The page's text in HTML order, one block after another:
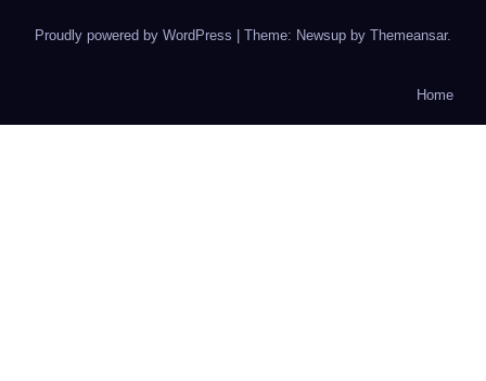
Proudly powered by WordPress Theme: Newsup by Themeansar.
Home